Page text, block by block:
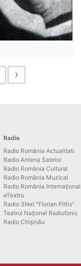
Radio
Radio România Actualitati
Radio Antena Satelor
Radio România Cultural
Radio România Muzical
Radio România Internaţional
eTeatru
Radio 3Net "Florian Pittis"
Teatrul Naţional Radiofonic
Radio Chişinău